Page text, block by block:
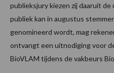
publieksjury kiezen zij daaruit
publiek kan in augustus
genomineerd wordt, mag
ontvangt een uitnodiging voor
BioVLAM tijdens de vakbeurs